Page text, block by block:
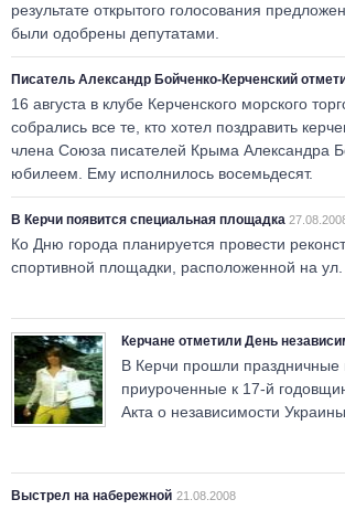
результате открытого голосования
были одобрены депутатами.
Писатель Александр Бойченко-Керченский
16 августа в клубе Керченского морского
собрались все те, кто хотел поздравить
члена Союза писателей Крыма Александра
юбилеем. Ему исполнилось восемьдесят.
В Керчи появится специальная площадка
Ко Дню города планируется провести
спортивной площадки, расположенной на
Керчане отметили День
В Керчи прошли праздничные
приуроченные к 17-й
Акта о независимости Украины
Выстрел на набережной 21.08.2008